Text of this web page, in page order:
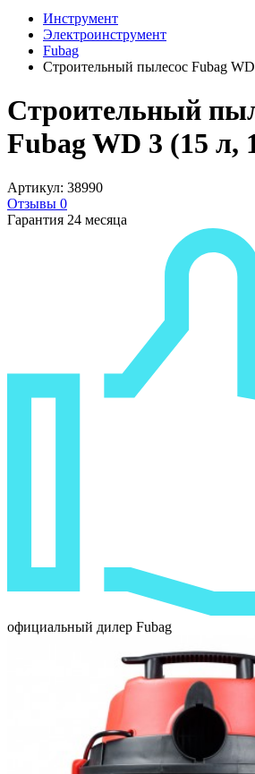
Инструмент
Электроинструмент
Fubag
Строительный пылесос Fubag
Строительный
Fubag WD 3 (15 л,
Артикул: 38990
Отзывы 0
Гарантия 24 месяца
официальный дилер Fubag